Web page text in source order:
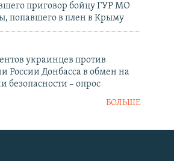
приговор бойцу ГУР МО
попавшего в плен в Крыму
украинцев против
России Донбасса в обмен на
безопасности – опрос
БОЛЬШЕ